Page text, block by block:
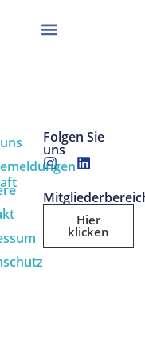
Folgen Sie
uns
Hier
klicken